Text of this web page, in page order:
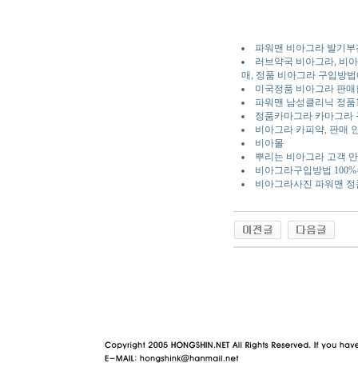
파워맨 비아그라 발기
러브약국 비아그라, 비
매, 정품 비아그라 구입방
미국정품 비아그라 판
파워맨 남성클리닉 정
정품카마그라 카마그라
비아그라 카피약, 판매
비아몰
뿌리는 비아그라 고객
비아그라구입방법
비아그라사진 파워맨